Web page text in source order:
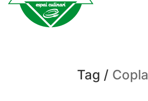
Tag / Copla